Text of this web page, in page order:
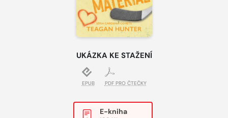
UKÁZKA KE STAŽENÍ
EPUB PDF PRO ČTEČKY
E-kniha